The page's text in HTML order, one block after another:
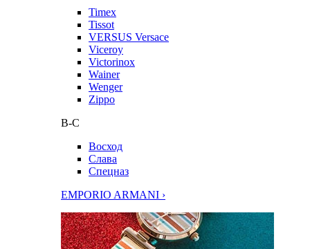
Timex
Tissot
VERSUS Versace
Viceroy
Victorinox
Wainer
Wenger
Zippo
В-С
Восход
Слава
Спецназ
EMPORIO ARMANI ›